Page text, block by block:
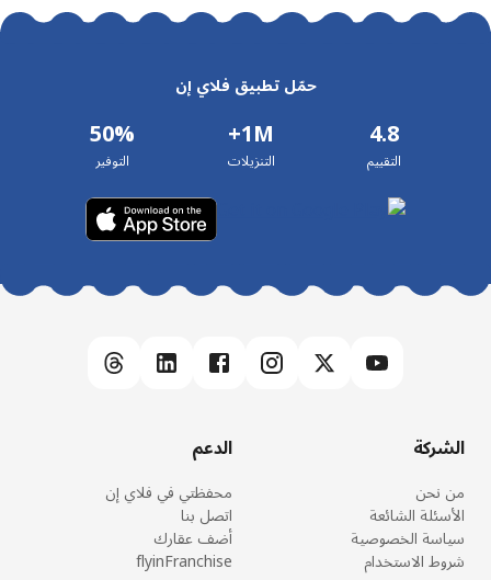
حمّل تطبيق فلاي إن
4.8
التقييم
1M+
التنزيلات
50%
التوفير
الشركة
من نحن
الأسئلة الشائعة
سياسة الخصوصية
شروط الاستخدام
الدعم
محفظتي في فلاي إن
اتصل بنا
أضف عقارك
flyinFranchise